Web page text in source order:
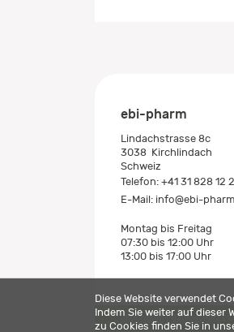
ebi-pharm
Lindachstrasse 8c
3038 Kirchlindach
Schweiz
Telefon: +41 31 828 12
E-Mail: info@ebi-
Montag bis Freitag
07:30 bis 12:00 Uhr
13:00 bis 17:00 Uhr
Impressum Datenschutz
Diese Website verwendet
Indem Sie weiter auf dieser
zu Cookies finden Sie in